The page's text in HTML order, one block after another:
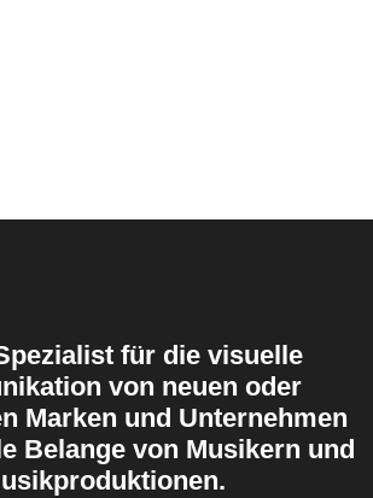
für die visuelle
von neuen oder
Marken und Unternehmen
Belange von Musikern und